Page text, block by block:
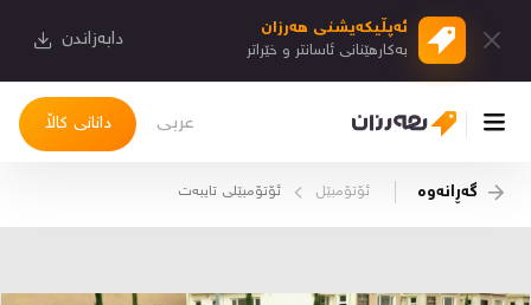
ئەپڵیكەیشنی هەرزان
بەكارهێنانی ئاسانتر و خێراتر دابەزاندن
دانانی کاڵا عربی
گەڕانەوە ئۆتۆمبێل ئۆتۆمبێلی تایبه‌ت